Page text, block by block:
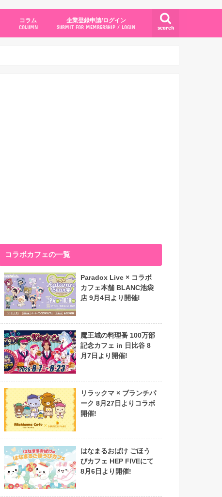
search
コラム
COLUMN
企業登録申請/ログイン
SUBMIT FOR MEMBERSHIP / LOGIN
コラボカフェの一覧
Paradox Live × コラボ
カフェ本舗 BLANC池袋
店 9月4日より開催!
魔王城の料理番 100万部
記念カフェ in 日比谷 8
月7日より開催!
リラックマ × ブランチパ
ーク 8月27日よりコラボ
開催!
はなまるおばけ ごほう
びカフェ HEP FIVEにて
8月6日より開催!